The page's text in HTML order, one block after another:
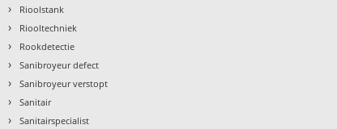
› Rioolstank
› Riooltechniek
› Rookdetectie
› Sanibroyeur defect
› Sanibroyeur verstopt
› Sanitair
› Sanitairspecialist